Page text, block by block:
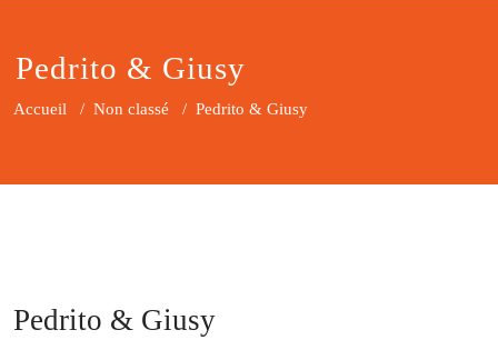
Pedrito & Giusy
Accueil / Non classé / Pedrito & Giusy
Pedrito & Giusy